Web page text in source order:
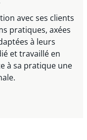
avec ses clients
pratiques, axées
à leurs
et travaillé en
à sa pratique une